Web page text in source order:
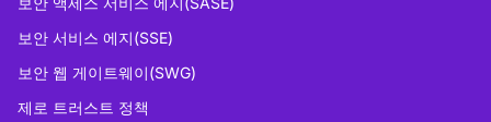
보안 서비스 에지(SSE)
보안 웹 게이트웨이(SWG)
제로 트러스트 정책